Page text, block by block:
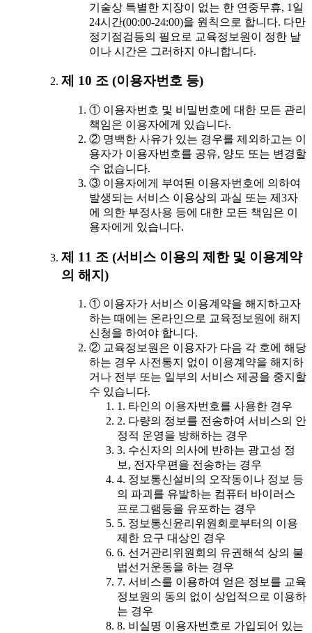
기술상 특별한 지장이 없는 한 연중무휴, 1일
24시간(00:00-24:00)을 원칙으로 합니다. 다만
정기점검등의 필요로 교육정보원이 정한 날
이나 시간은 그러하지 아니합니다.
제 10 조 (이용자번호 등)
① 이용자번호 및 비밀번호에 대한 모든 관리
책임은 이용자에게 있습니다.
② 명백한 사유가 있는 경우를 제외하고는 이
용자가 이용자번호를 공유, 양도 또는 변경할
수 없습니다.
③ 이용자에게 부여된 이용자번호에 의하여
발생되는 서비스 이용상의 과실 또는 제3자
에 의한 부정사용 등에 대한 모든 책임은 이
용자에게 있습니다.
제 11 조 (서비스 이용의 제한 및 이용계약
의 해지)
① 이용자가 서비스 이용계약을 해지하고자
하는 때에는 온라인으로 교육정보원에 해지
신청을 하여야 합니다.
② 교육정보원은 이용자가 다음 각 호에 해당
하는 경우 사전통지 없이 이용계약을 해지하
거나 전부 또는 일부의 서비스 제공을 중지할
수 있습니다.
1. 타인의 이용자번호를 사용한 경우
2. 다량의 정보를 전송하여 서비스의 안
정적 운영을 방해하는 경우
3. 수신자의 의사에 반하는 광고성 정
보, 전자우편을 전송하는 경우
4. 정보통신설비의 오작동이나 정보 등
의 파괴를 유발하는 컴퓨터 바이러스
프로그램등을 유포하는 경우
5. 정보통신윤리위원회로부터의 이용
제한 요구 대상인 경우
6. 선거관리위원회의 유권해석 상의 불
법선거운동을 하는 경우
7. 서비스를 이용하여 얻은 정보를 교육
정보원의 동의 없이 상업적으로 이용하
는 경우
8. 비실명 이용자번호로 가입되어 있는